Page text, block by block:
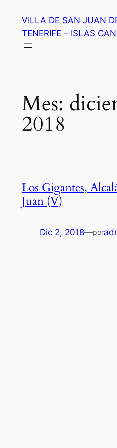
contenido
VILLA DE SAN JUAN
TENERIFE – ISLAS
Mes:
2018
Los Gigantes,
Juan (V)
Dic 2, 2018—por